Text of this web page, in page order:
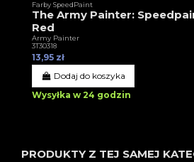
Farby SpeedPaint
The Army Painter:
Red
Army Painter
3T30318
13,95 zł
Dodaj do koszyka
Wysyłka w 24 godzin
PRODUKTY Z TEJ SAMEJ